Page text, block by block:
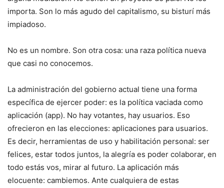
importa. Son lo más agudo del capitalismo, su bisturí más
impiadoso.
No es un nombre. Son otra cosa: una raza política nueva
que casi no conocemos.
La administración del gobierno actual tiene una forma
específica de ejercer poder: es la política vaciada como
aplicación (app). No hay votantes, hay usuarios. Eso
ofrecieron en las elecciones: aplicaciones para usuarios.
Es decir, herramientas de uso y habilitación personal: ser
felices, estar todos juntos, la alegría es poder colaborar, en
todo estás vos, mirar al futuro. La aplicación más
elocuente: cambiemos. Ante cualquiera de estas